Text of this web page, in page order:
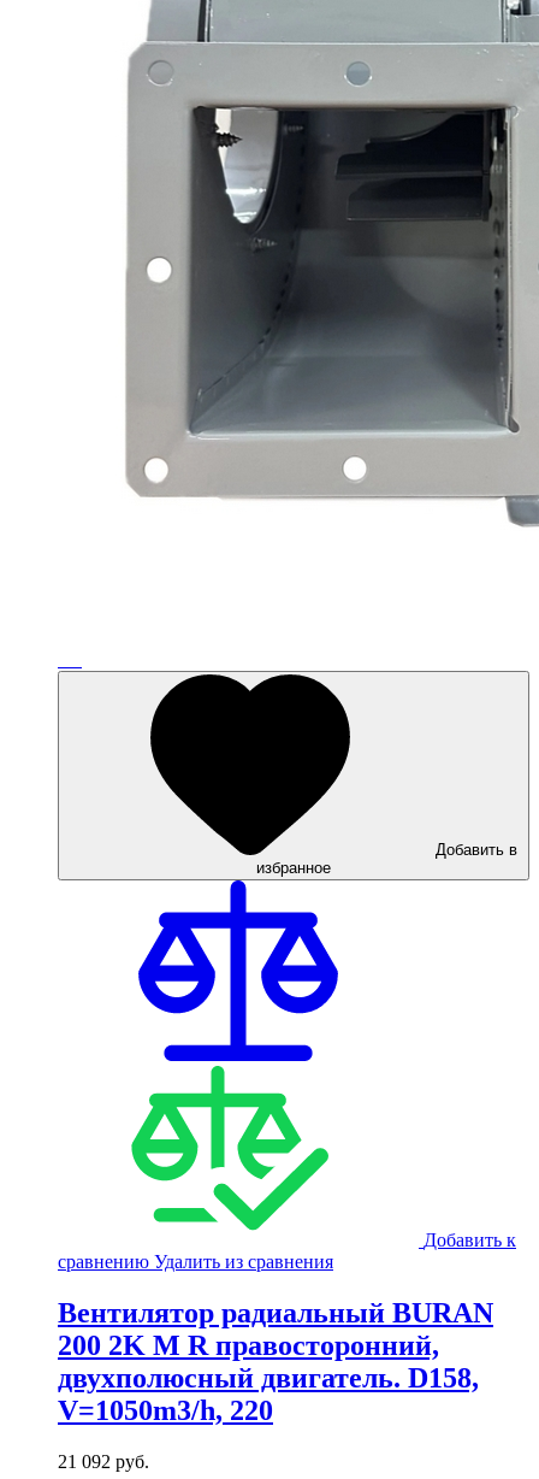
Добавить в
избранное
Добавить к
сравнению Удалить из сравнения
Вентилятор радиальный BURAN
200 2K M R правосторонний,
двухполюсный двигатель. D158,
V=1050m3/h, 220
21 092 руб.